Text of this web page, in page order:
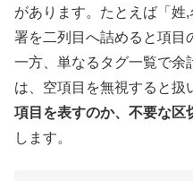
があります。たとえば「姓
署を二列目へ詰めると項目
一方、単なるタグ一覧で余
は、空項目を無視すると扱
項目を表すのか、不要な区
します。